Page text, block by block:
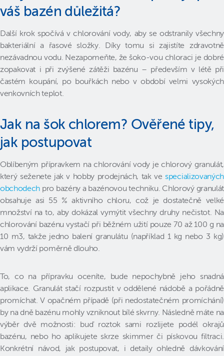
váš bazén důležitá?
Další krok spočívá v chlorování vody, aby se odstranily všechny
bakteriální a řasové složky. Díky tomu si zajistíte zdravotně
nezávadnou vodu. Nezapomeňte, že šoko-vou chloraci je dobré
zopakovat i při zvýšené zátěži bazénu – především v létě při
častém koupání, po bouřkách nebo v období velmi vysokých
venkovních teplot.
Jak na šok chlorem? Ověřené tipy,
jak postupovat
Oblíbeným přípravkem na chlorování vody je chlorový granulát,
který seženete jak v hobby prodejnách, tak vespecializovaných
obchodech pro bazény a bazénovou techniku. Chlorový granulát
obsahuje asi 55 % aktivního chloru, což je dostatečně velké
množství na to, aby dokázal vymýtit všechny druhy nečistot. Na
chlorování bazénu vystačí při běžném užití pouze 70 až 100 g na
10 m3, takže jedno balení granulátu (například 1 kg nebo 3 kg)
vám vydrží poměrně dlouho.
To, co na přípravku oceníte, bude nepochybně jeho snadná
aplikace. Granulát stačí rozpustit v oddělené nádobě a pořádně
promíchat. V opačném případě (při nedostatečném promíchání)
by na dně bazénu mohly vzniknout bílé skvrny. Následně máte na
výběr dvě možnosti: buď roztok sami rozlijete podél okrajů
bazénu, nebo ho aplikujete skrze skimmer či pískovou filtraci.
Konkrétní návod, jak postupovat, i detaily ohledně dávkování